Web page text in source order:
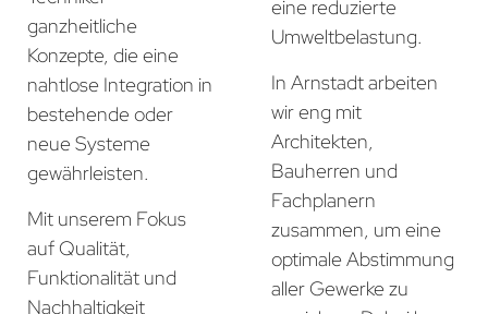
ganzheitliche
Konzepte, die eine
nahtlose Integration in
bestehende oder
neue Systeme
gewährleisten.
Mit unserem Fokus
auf Qualität,
Funktionalität und
Nachhaltigkeit
eine reduzierte
Umweltbelastung.
In Arnstadt arbeiten
wir eng mit
Architekten,
Bauherren und
Fachplanern
zusammen, um eine
optimale Abstimmung
aller Gewerke zu